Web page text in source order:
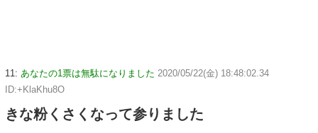
11: あなたの1票は無駄になりました 2020/05/22(金) 18:48:02.34
ID:+KlaKhu8O
きな粉くさくなって参りました